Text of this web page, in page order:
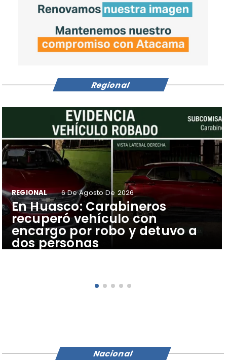
​En Huasco: Carabineros
recuperó vehículo con
encargo por robo y detuvo a
dos personas
REGIONAL 6 De Agosto De 2026
Regional
Nacional